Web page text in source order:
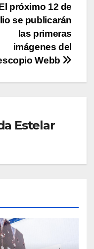
próximo 12 de
se publicarán
las primeras
imágenes del
Webb
Estelar